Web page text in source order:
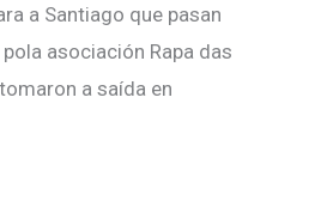
a Santiago que pasan
asociación Rapa das
a saída en